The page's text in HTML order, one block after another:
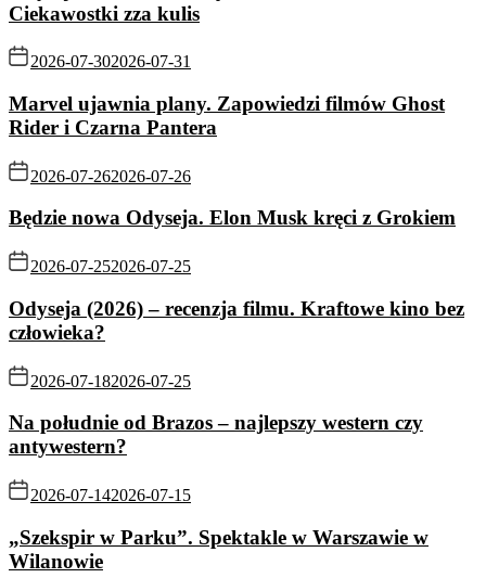
Ciekawostki zza kulis
2026-07-302026-07-31
Marvel ujawnia plany. Zapowiedzi filmów Ghost
Rider i Czarna Pantera
2026-07-262026-07-26
Będzie nowa Odyseja. Elon Musk kręci z Grokiem
2026-07-252026-07-25
Odyseja (2026) – recenzja filmu. Kraftowe kino bez
człowieka?
2026-07-182026-07-25
Na południe od Brazos – najlepszy western czy
antywestern?
2026-07-142026-07-15
„Szekspir w Parku”. Spektakle w Warszawie w
Wilanowie